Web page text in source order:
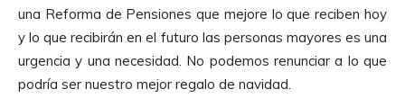
una Reforma de Pensiones que mejore lo que reciben hoy
y lo que recibirán en el futuro las personas mayores es una
urgencia y una necesidad. No podemos renunciar a lo que
podría ser nuestro mejor regalo de navidad.